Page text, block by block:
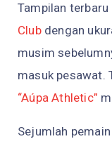
Tampilan
Clubdengan
musim
masuk pesawat.
“Aúpa Athletic”
Sejumlah